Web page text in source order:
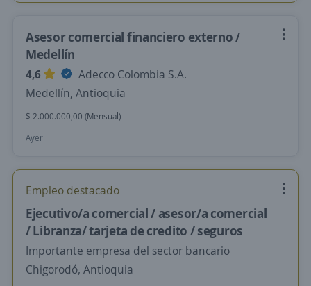
Asesor comercial financiero externo /
Medellín
4,6
Adecco Colombia S.A.
Medellín, Antioquia
$ 2.000.000,00 (Mensual)
Ayer
Empleo destacado
Ejecutivo/a comercial / asesor/a comercial
/ Libranza/ tarjeta de credito / seguros
Importante empresa del sector bancario
Chigorodó, Antioquia